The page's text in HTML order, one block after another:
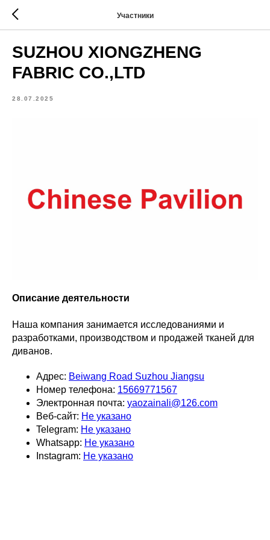
Участники
SUZHOU XIONGZHENG
FABRIC CO.,LTD
28.07.2025
Описание деятельности
Наша компания занимается исследованиями и
разработками, производством и продажей тканей для
диванов.
Адрес: Beiwang Road Suzhou Jiangsu
Номер телефона: 15669771567
Электронная почта: yaozainali@126.com
Веб-сайт: Не указано
Telegram: Не указано
Whatsapp: Не указано
Instagram: Не указано